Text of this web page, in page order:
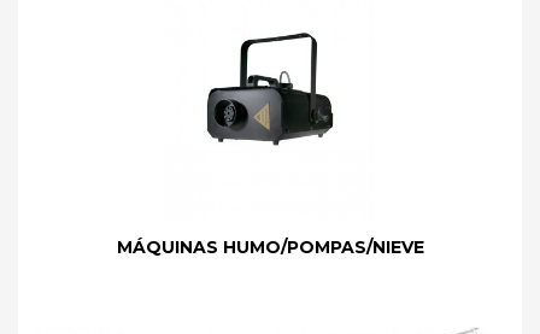
MÁQUINAS HUMO/POMPAS/NIEVE